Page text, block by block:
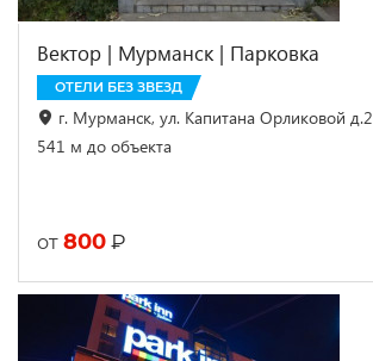
Вектор | Мурманск | Парковка
ОТЕЛИ БЕЗ ЗВЕЗД
г. Мурманск, ул. Капитана Орликовой д.2
541 м до объекта
от 800 ₽